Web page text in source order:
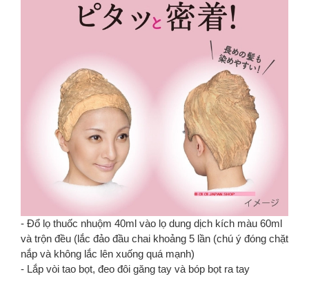
- Đổ lọ thuốc nhuộm 40ml vào lọ dung dịch kích màu 60ml
và trộn đều (lắc đảo đầu chai khoảng 5 lần (chú ý đóng chặt
nắp và không lắc lên xuống quá mạnh)
- Lắp vòi tao bọt, đeo đôi găng tay và bóp bọt ra tay